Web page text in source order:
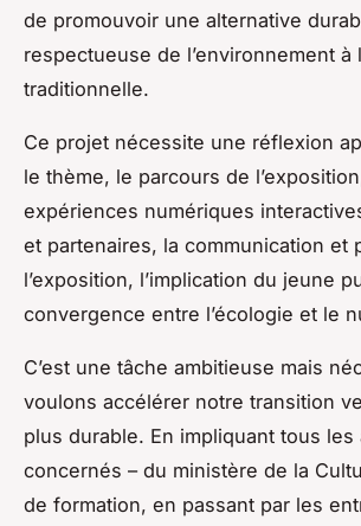
de promouvoir une alternative
respectueuse de l’environnement à
traditionnelle.
Ce projet nécessite une réflexion
le thème, le parcours de
expériences numériques
et partenaires, la communication et
l’exposition, l’implication du jeune
convergence entre l’écologie et le
C’est une tâche ambitieuse mais
voulons accélérer notre transition
plus durable. En impliquant tous les
concernés – du ministère de la
de formation, en passant par les